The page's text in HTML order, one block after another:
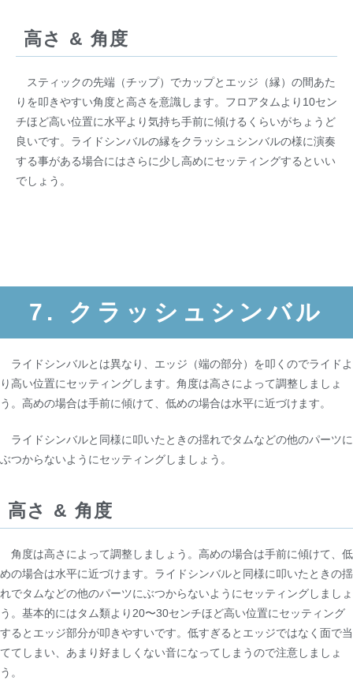
高さ & 角度
スティックの先端（チップ）でカップとエッジ（縁）の間あた
りを叩きやすい角度と高さを意識します。フロアタムより10セン
チほど高い位置に水平より気持ち手前に傾けるくらいがちょうど
良いです。ライドシンバルの縁をクラッシュシンバルの様に演奏
する事がある場合にはさらに少し高めにセッティングするといい
でしょう。
7. クラッシュシンバル
ライドシンバルとは異なり、エッジ（端の部分）を叩くのでライドよ
り高い位置にセッティングします。角度は高さによって調整しましょ
う。高めの場合は手前に傾けて、低めの場合は水平に近づけます。
ライドシンバルと同様に叩いたときの揺れでタムなどの他のパーツに
ぶつからないようにセッティングしましょう。
高さ & 角度
角度は高さによって調整しましょう。高めの場合は手前に傾けて、低
めの場合は水平に近づけます。ライドシンバルと同様に叩いたときの揺
れでタムなどの他のパーツにぶつからないようにセッティングしましょ
う。基本的にはタム類より20〜30センチほど高い位置にセッティング
するとエッジ部分が叩きやすいです。低すぎるとエッジではなく面で当
ててしまい、あまり好ましくない音になってしまうので注意しましょ
う。